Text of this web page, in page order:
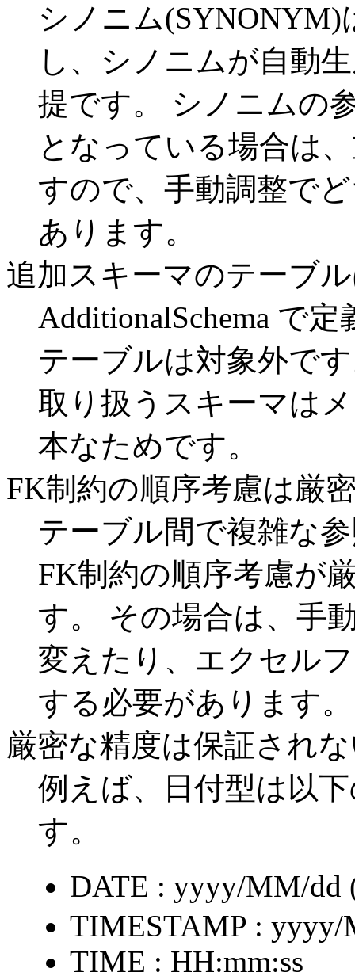
シノニム
し、シノニムが自動
提です。 シノニムの
となっている場合は
すので、手動調整で
あります。
追加スキーマのテーブ
AdditionalSchema で
テーブルは対象外です
取り扱うスキーマは
本なためです。
FK制約の順序考慮は厳
テーブル間で複雑な
FK制約の順序考慮が
す。 その場合は、手
変えたり、エクセル
する必要があります。
厳密な精度は保証され
例えば、日付型は以
す。
DATE : yyyy/MM/dd
TIMESTAMP : yyyy/
TIME : HH:mm:ss